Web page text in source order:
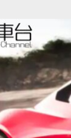
[
[
[ 2026-
世紀
[ 2026-